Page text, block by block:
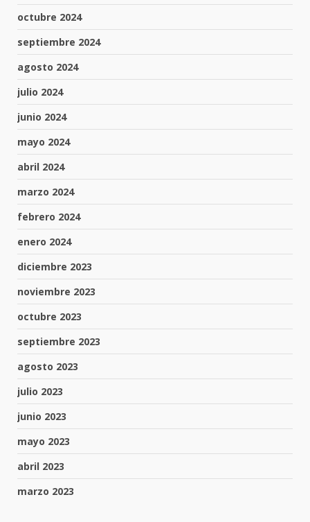
octubre 2024
septiembre 2024
agosto 2024
julio 2024
junio 2024
mayo 2024
abril 2024
marzo 2024
febrero 2024
enero 2024
diciembre 2023
noviembre 2023
octubre 2023
septiembre 2023
agosto 2023
julio 2023
junio 2023
mayo 2023
abril 2023
marzo 2023